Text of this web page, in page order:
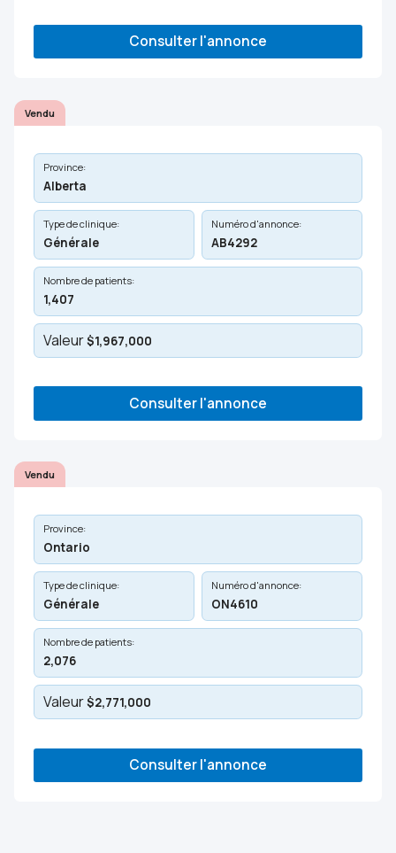
Consulter l'annonce
Vendu
Province:
Alberta
Type de clinique:
Générale
Numéro d'annonce:
AB4292
Nombre de patients:
1,407
Valeur$1,967,000
Consulter l'annonce
Vendu
Province:
Ontario
Type de clinique:
Générale
Numéro d'annonce:
ON4610
Nombre de patients:
2,076
Valeur$2,771,000
Consulter l'annonce